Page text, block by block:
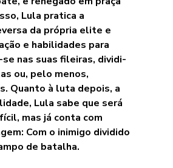
Lula pratica a
da própria elite e
e habilidades para
nas suas fileiras, dividi-
ou, pelo menos,
Quanto à luta depois, a
Lula sabe que será
mas já conta com
Com o inimigo dividido
de batalha.